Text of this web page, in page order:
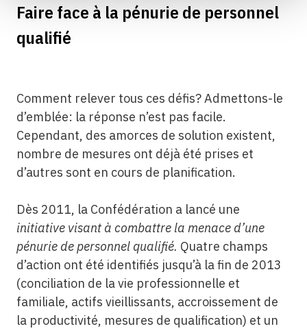
Faire face à la pénurie de personnel
qualifié
Comment relever tous ces défis? Admettons-le
d’emblée: la réponse n’est pas facile.
Cependant, des amorces de solution existent,
nombre de mesures ont déjà été prises et
d’autres sont en cours de planification.
Dès 2011, la Confédération a lancé une
initiative visant à combattre la menace d’une
pénurie de personnel qualifié. Quatre champs
d’action ont été identifiés jusqu’à la fin de 2013
(conciliation de la vie professionnelle et
familiale, actifs vieillissants, accroissement de
la productivité, mesures de qualification) et un